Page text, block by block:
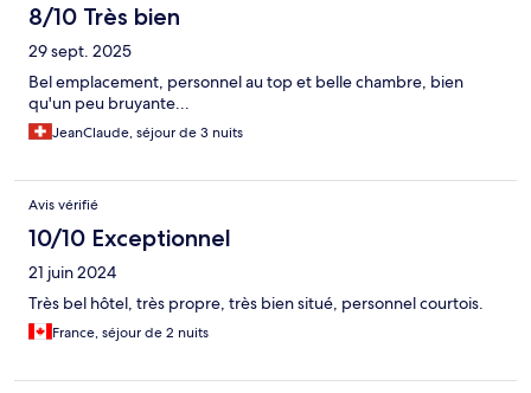
8/10 Très bien
29 sept. 2025
Bel emplacement, personnel au top et belle chambre, bien
qu'un peu bruyante...
JeanClaude, séjour de 3 nuits
Avis vérifié
10/10 Exceptionnel
21 juin 2024
Très bel hôtel, très propre, très bien situé, personnel courtois.
France, séjour de 2 nuits